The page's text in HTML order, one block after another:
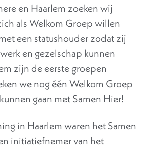
en Haarlem zoeken wij
als Welkom Groep willen
een statushouder zodat zij
en gezelschap kunnen
zijn de eerste groepen
we nog één Welkom Groep
gaan met Samen Hier!
in Haarlem waren het Samen
initiatiefnemer van het